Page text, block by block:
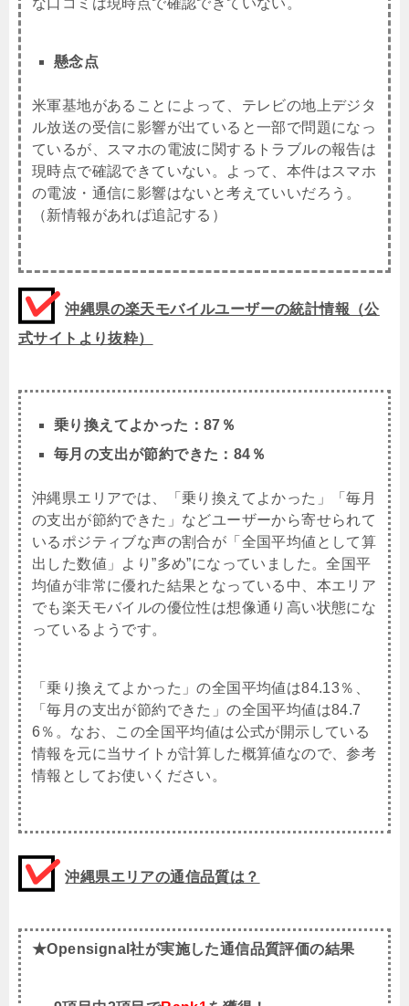
懸念点
米軍基地があることによって、テレビの地上デジタ
ル放送の受信に影響が出ていると一部で問題になっ
ているが、スマホの電波に関するトラブルの報告は
現時点で確認できていない。よって、本件はスマホ
の電波・通信に影響はないと考えていいだろう。
（新情報があれば追記する）
沖縄県の楽天モバイルユーザーの統計情報（公
式サイトより抜粋）
乗り換えてよかった：87％
毎月の支出が節約できた：84％
沖縄県エリアでは、「乗り換えてよかった」「毎月
の支出が節約できた」などユーザーから寄せられて
いるポジティブな声の割合が「全国平均値として算
出した数値」より”多め”になっていました。全国平
均値が非常に優れた結果となっている中、本エリア
でも楽天モバイルの優位性は想像通り高い状態にな
っているようです。
「乗り換えてよかった」の全国平均値は84.13％、
「毎月の支出が節約できた」の全国平均値は84.7
6％。なお、この全国平均値は公式が開示している
情報を元に当サイトが計算した概算値なので、参考
情報としてお使いください。
沖縄県エリアの通信品質は？
★Opensignal社が実施した通信品質評価の結果